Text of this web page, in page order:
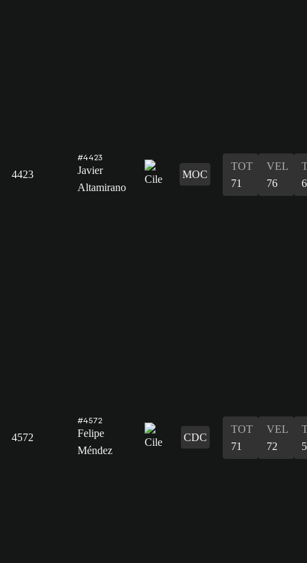
4423
#4423
Javier
Altamirano
MOC
TOT
71
VEL
76
4572
#4572
Felipe
Méndez
CDC
TOT
71
VEL
72